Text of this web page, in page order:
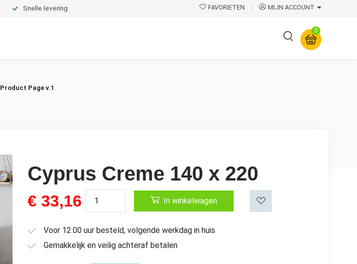
Snelle levering FAVORIETEN MIJN ACCOUNT
0
Product Page v.1
Cyprus Creme 140 x 220
€ 33,16 In winkelwagen
Voor 12.00 uur besteld, volgende werkdag in huis
Gemakkelijk en veilig achteraf betalen